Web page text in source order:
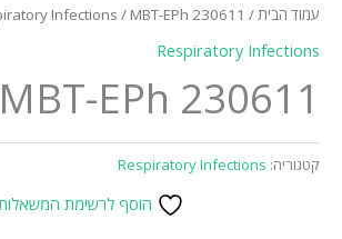
עמוד הבית/
Infections / MBT-EPh 230611
Respiratory Infections
MBT-EPh 230611
קטגוריה: Respiratory Infections
הוסף לרשימת